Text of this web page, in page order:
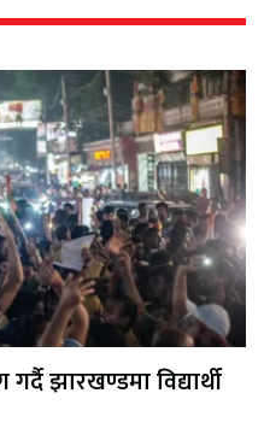
झारखण्डमा विद्यार्थी